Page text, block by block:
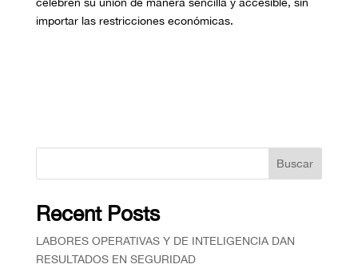
celebren su unión de manera sencilla y accesible, sin
importar las restricciones económicas.
Buscar
Recent Posts
⁠LABORES OPERATIVAS Y DE INTELIGENCIA DAN
RESULTADOS EN SEGURIDAD